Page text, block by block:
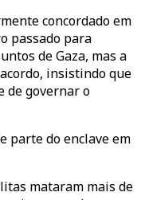
concordado em
passado para
de Gaza, mas a
insistindo que
de governar o
parte do enclave em
mataram mais de